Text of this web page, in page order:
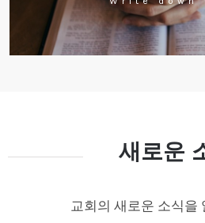
새로운
교회의 새로운 소식을